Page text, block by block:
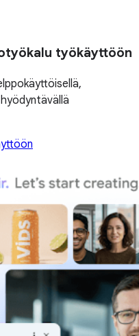
työkäyttöön